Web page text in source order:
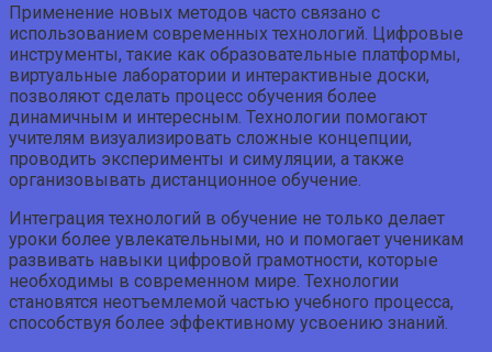
Применение новых методов часто связано с
использованием современных технологий. Цифровые
инструменты, такие как образовательные платформы,
виртуальные лаборатории и интерактивные доски,
позволяют сделать процесс обучения более
динамичным и интересным. Технологии помогают
учителям визуализировать сложные концепции,
проводить эксперименты и симуляции, а также
организовывать дистанционное обучение.
Интеграция технологий в обучение не только делает
уроки более увлекательными, но и помогает ученикам
развивать навыки цифровой грамотности, которые
необходимы в современном мире. Технологии
становятся неотъемлемой частью учебного процесса,
способствуя более эффективному усвоению знаний.